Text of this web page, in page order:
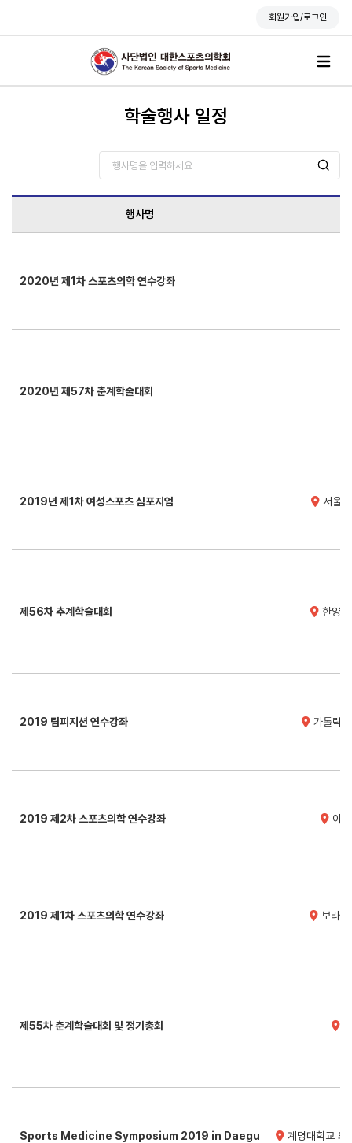
회원가입/로그인
학술행사 일정
행사명
2020년 제1차 스포츠의학 연수강좌
2020년 제57차 춘계학술대회
2019년 제1차 여성스포츠 심포지엄 서울
제56차 추계학술대회 한양대
2019 팀피지션 연수강좌 가톨릭
2019 제2차 스포츠의학 연수강좌 이
2019 제1차 스포츠의학 연수강좌 보라매
제55차 춘계학술대회 및 정기총회
Sports Medicine Symposium 2019 in Daegu 계명대학교 의